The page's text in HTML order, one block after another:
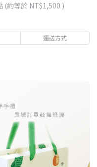
(約等於NT$1,500 )
運送方式